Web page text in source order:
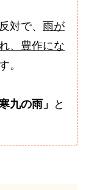
対で、 雨が
、豊作にな
。
九の雨」
と